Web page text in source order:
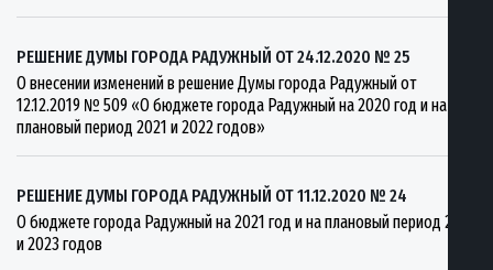
РЕШЕНИЕ ДУМЫ ГОРОДА РАДУЖНЫЙ ОТ 24.12.2020 № 25
О внесении изменений в решение Думы города Радужный от
12.12.2019 № 509 «О бюджете города Радужный на 2020 год и на
плановый период 2021 и 2022 годов»
РЕШЕНИЕ ДУМЫ ГОРОДА РАДУЖНЫЙ ОТ 11.12.2020 № 24
О бюджете города Радужный на 2021 год и на плановый период 2022
и 2023 годов